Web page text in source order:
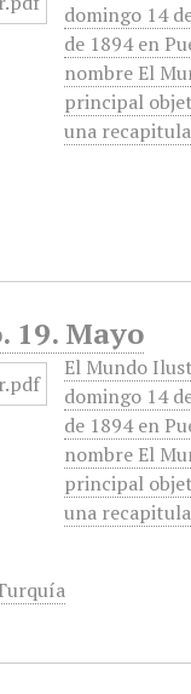
domingo 14
de 1894 en
nombre El
principal
una
19. Mayo
El Mundo
domingo 14
de 1894 en
nombre El
principal
una